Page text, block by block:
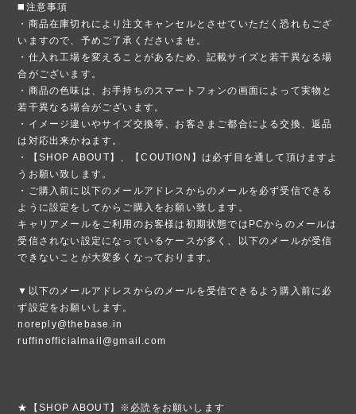
◼️注意事項
・商品在庫切れにより注文キャンセルとさせていただく恐れもござ
いますので、予めご了承くださいませ。
・仕入れ工場を変えることがあるため、記載サイズと若干異なる場
合がございます。
・商品の色味は、お手持ちのスマートフォンの画面によって実物と
若干異なる場合がございます。
・イメージ違いやサイズ交換等、お客さまご都合による交換、返品
は対応出来かねます。
・【SHOP ABOUT】、【COUTION】は必ず目を通して頂けますよ
うお願い致します。
・ご購入前に以下のメールアドレスからのメールを必ず受信できる
ように設定をしてからご購入をお願い致します。
キャリアメールをご利用のお客様は初期状態ではPCからのメールは
受信されない設定になっているケースが多く、以下のメールが受信
できないことが大変多くなっております。
▼以下のメールアドレスからのメールを受信できるよう購入前に必
ず設定をお願いします。
noreply@thebase.in
ruffinofficialmail@gmail.com
★【SHOP ABOUT】※必読をお願いします